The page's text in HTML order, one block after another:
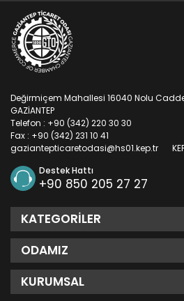
Değirmiçem Mahallesi 16040 Nolu
GAZİANTEP
Telefon : +90 (342) 220 30 30
Fax : +90 (342) 231 10 41
gaziantepticaretodasi@hs01.kep.tr
Destek Hattı
+90 850 205 27 27
KATEGORILER
ODAMIZ
KURUMSAL